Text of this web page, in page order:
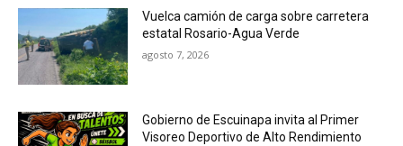
Vuelca camión de carga sobre carretera
estatal Rosario-Agua Verde
agosto 7, 2026
Gobierno de Escuinapa invita al Primer
Visoreo Deportivo de Alto Rendimiento